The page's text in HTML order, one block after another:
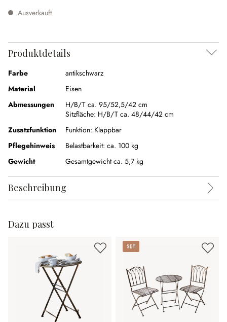
Ausverkauft
Produktdetails
Farbe
antikschwarz
Material
Eisen
Abmessungen
H/B/T ca. 95/52,5/42 cm
Sitzfläche: H/B/T ca. 48/44/42 cm
Zusatzfunktion
Funktion: Klappbar
Pflegehinweis
Belastbarkeit: ca. 100 kg
Gewicht
Gesamtgewicht ca. 5,7 kg
Beschreibung
Dazu passt
Set